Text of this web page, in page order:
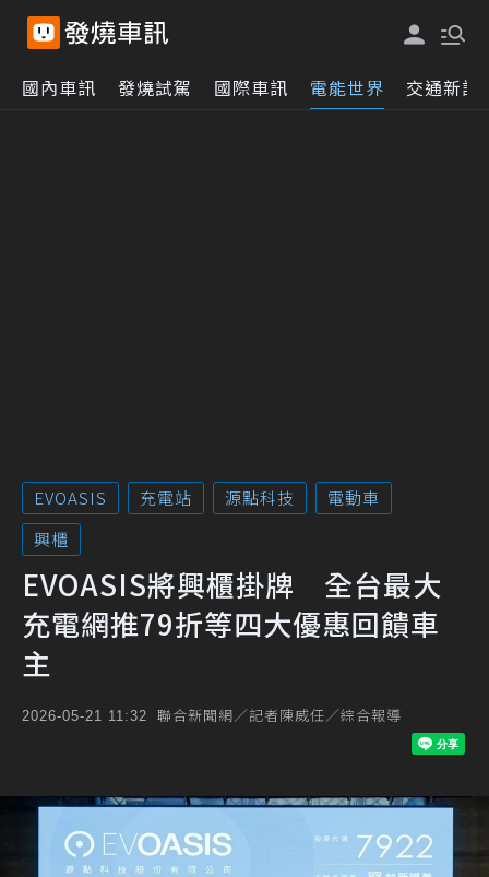
國內車訊 發燒試駕 國際車訊 電能世界 交通新訊
EVOASIS 充電站 源點科技
電動車
興櫃
EVOASIS將興櫃掛牌 全台最大
充電網推79折等四大優惠回饋車
主
2026-05-21 11:32 聯合新聞網／記者陳威任／綜合報導